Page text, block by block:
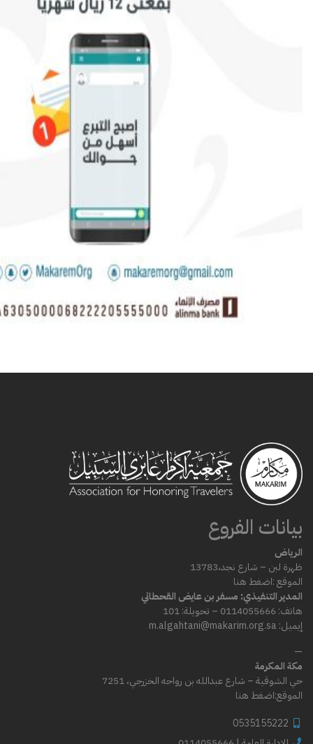
بيانات الفروع
الرياض
ظهرة لبن – شارع نجد،13783
الموقع :اضغط هنا
المدير التنفيذي: مسفر بن عايض القحطاني
هاتف: 0114055666 – تحويلة: 101
إيميل: m.algahtani@makarim.org.sa
—
مكة المكرمة
حي الشوقية – شارع عبدالله بن رواحه الخزرجي، 7251
الموقع:اضغط هنا
0535155222